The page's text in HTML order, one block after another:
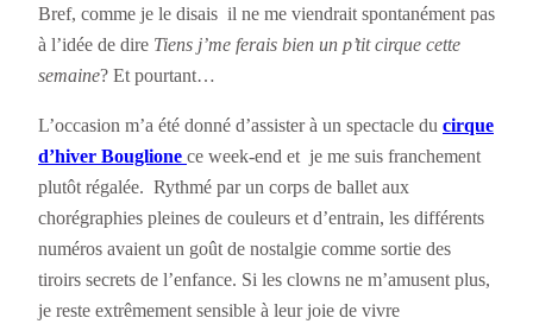
Bref, comme je le disais il ne me viendrait spontanément pas
à l’idée de dire Tiens j’me ferais bien un p’tit cirque cette
semaine? Et pourtant…
L’occasion m’a été donné d’assister à un spectacle du cirque
d’hiver Bouglione ce week-end et je me suis franchement
plutôt régalée. Rythmé par un corps de ballet aux
chorégraphies pleines de couleurs et d’entrain, les différents
numéros avaient un goût de nostalgie comme sortie des
tiroirs secrets de l’enfance. Si les clowns ne m’amusent plus,
je reste extrêmement sensible à leur joie de vivre